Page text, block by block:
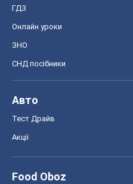
ГДЗ
Онлайн уроки
ЗНО
СНД посібники
Авто
Тест Драйв
Акції
Food Oboz